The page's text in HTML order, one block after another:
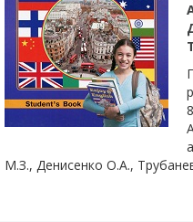
М.З., Денисенко О.А.,